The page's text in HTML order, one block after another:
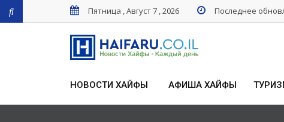
Пятница , Август 7 , 2026 Последнее
НОВОСТИ ХАЙФЫ АФИША ХАЙФЫ